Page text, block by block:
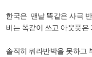
한국은 맨날 똑같은 사극
비는 똑같이 쓰고 아웃풋은
솔직히 뭐라반박을 못하고